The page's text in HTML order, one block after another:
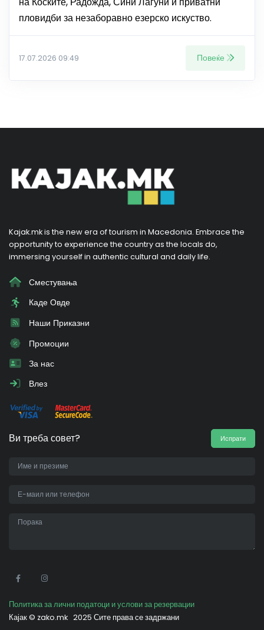
пловидби за незаборавно езерско искуство.
17.07.2026 09:49 Повеќе
Kajak.mk is the new era of tourism in Macedonia. Embrace the
opportunity to experience the country as the locals do,
immersing yourself in authentic cultural and daily life.
Сместувања
Каде Овде
Наши Приказни
Промоции
За нас
Влез
Ви треба совет? Испрати
Политика за лични податоци и услови за резервации
Кајак © zako.mk 2025 Сите права се задржани